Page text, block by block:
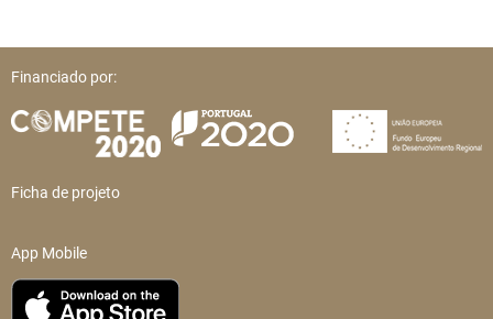
Financiado por:
Ficha de projeto
App Mobile